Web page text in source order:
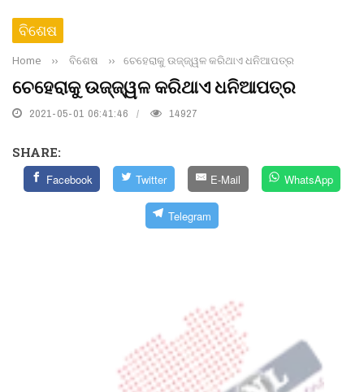
ବିଶେଷ
Home ›› ବିଶେଷ ›› ଚେହେରାକୁ ଉଜ୍ଜ୍ୱଳ କରିଥାଏ ଧନିଆପତ୍ର
ଚେହେରାକୁ ଉଜ୍ଜ୍ୱଳ କରିଥାଏ ଧନିଆପତ୍ର
2021-05-01 06:41:46 14927
SHARE:
Facebook Twitter E-Mail WhatsApp
Telegram